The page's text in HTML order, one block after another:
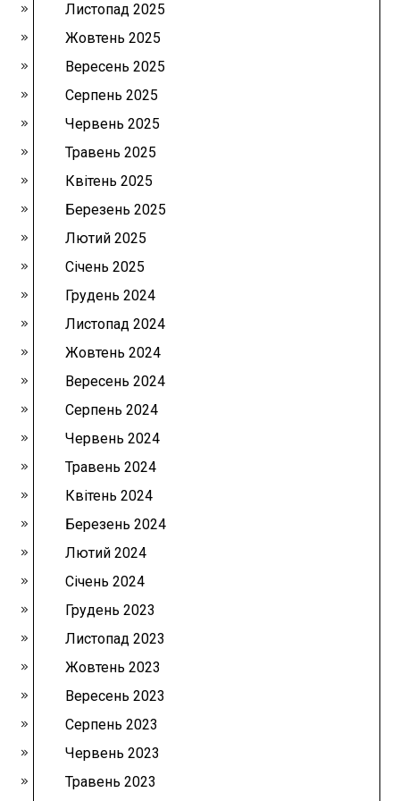
Листопад 2025
Жовтень 2025
Вересень 2025
Серпень 2025
Червень 2025
Травень 2025
Квітень 2025
Березень 2025
Лютий 2025
Січень 2025
Грудень 2024
Листопад 2024
Жовтень 2024
Вересень 2024
Серпень 2024
Червень 2024
Травень 2024
Квітень 2024
Березень 2024
Лютий 2024
Січень 2024
Грудень 2023
Листопад 2023
Жовтень 2023
Вересень 2023
Серпень 2023
Червень 2023
Травень 2023